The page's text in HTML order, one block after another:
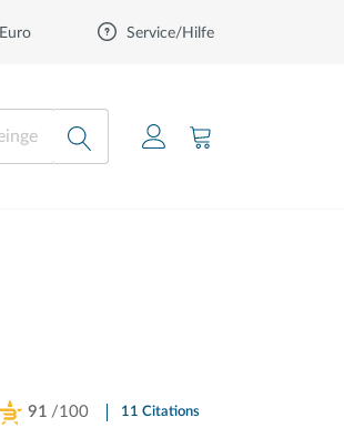
Euro Service/Hilfe
91 /100 11 Citations